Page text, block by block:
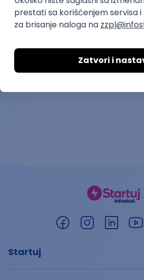
Radnik u proizvodnji - praksa
Progresplast
Šabac | Terenski rad
Startuj